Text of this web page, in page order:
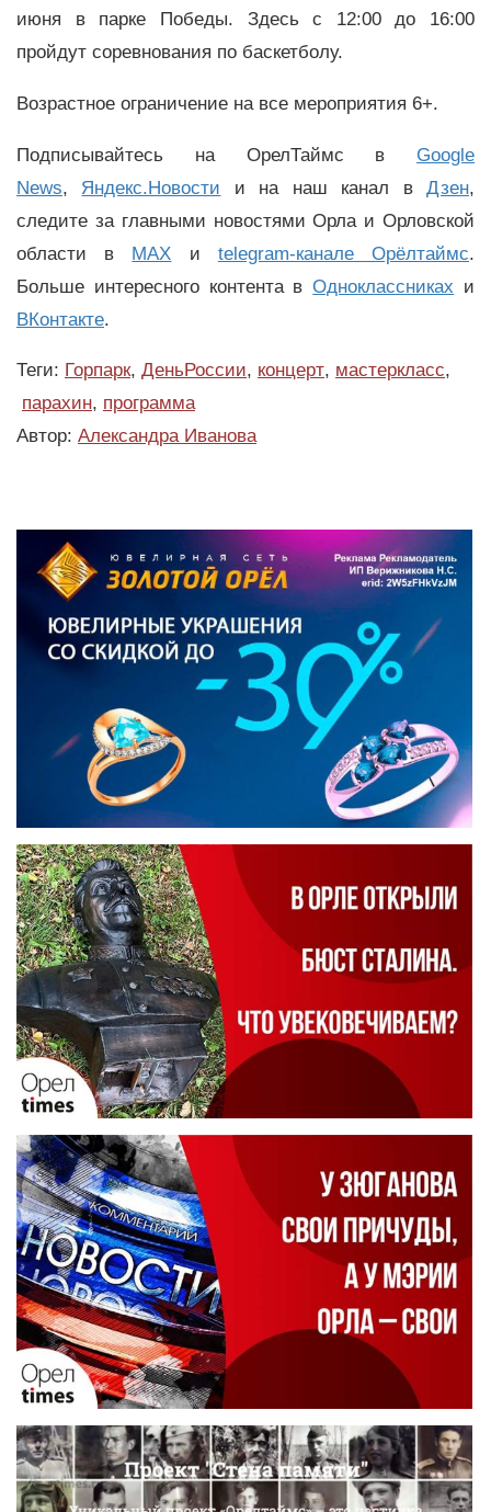
июня в парке Победы. Здесь с 12:00 до 16:00
пройдут соревнования по баскетболу.
Возрастное ограничение на все мероприятия 6+.
Подписывайтесь на ОрелТаймс в Google
News, Яндекс.Новости и на наш канал вДзен,
следите за главными новостями Орла и Орловской
области в MAX и telegram-канале Орёлтаймс.
Больше интересного контента вОдноклассниках и
ВКонтакте.
Теги: Горпарк, ДеньРоссии, концерт, мастеркласс,
парахин, программа
Автор: Александра Иванова